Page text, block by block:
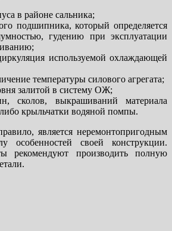
в районе сальника;
подшипника, который определяется
гудению при эксплуатации
используемой охлаждающей
температуры силового агрегата;
залитой в систему ОЖ;
сколов, выкрашиваний материала
крыльчатки водяной помпы.
является неремонтопригодным
особенностей своей конструкции.
рекомендуют производить полную